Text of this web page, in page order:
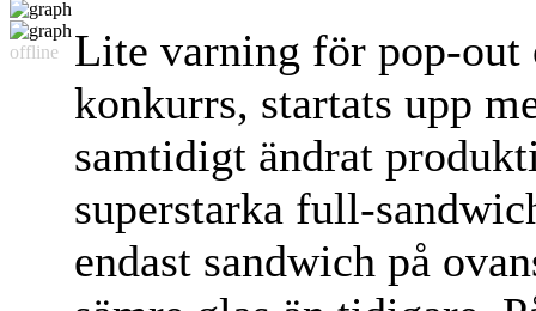
offline
Lite varning för pop-out
konkurrs, startats upp
samtidigt ändrat
superstarka full-
endast sandwich på